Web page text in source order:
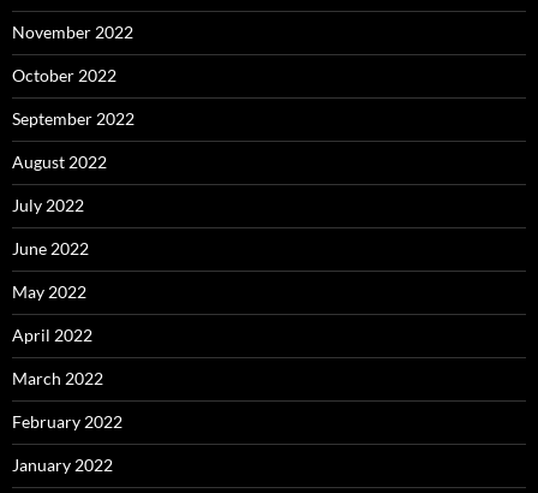
November 2022
October 2022
September 2022
August 2022
July 2022
June 2022
May 2022
April 2022
March 2022
February 2022
January 2022